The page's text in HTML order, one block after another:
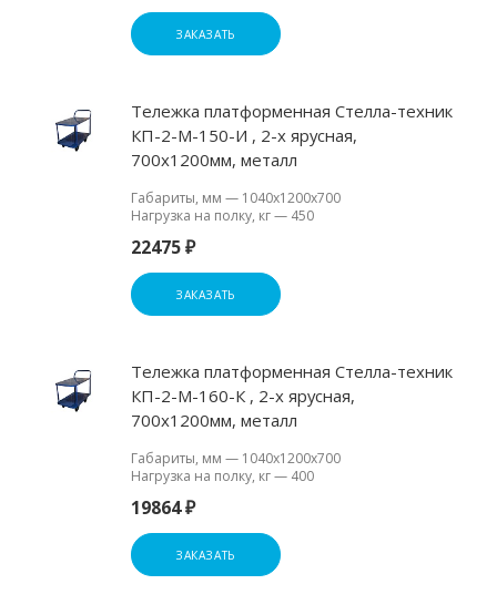
ЗАКАЗАТЬ
Тележка платформенная Стелла-техник
КП-2-М-150-И , 2-х ярусная,
700х1200мм, металл
Габариты, мм — 1040х1200х700
Нагрузка на полку, кг— 450
22475 ₽
ЗАКАЗАТЬ
Тележка платформенная Стелла-техник
КП-2-М-160-К , 2-х ярусная,
700х1200мм, металл
Габариты, мм — 1040х1200х700
Нагрузка на полку, кг— 400
19864 ₽
ЗАКАЗАТЬ